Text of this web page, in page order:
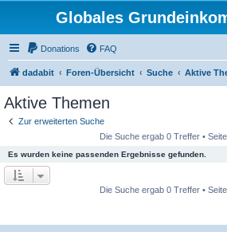
Globales
Donations FAQ
dadabit Foren-Übersicht Suche Aktive
Aktive Themen
Zur erweiterten Suche
Die Suche ergab 0 Treffer • Seite
Es wurden keine passenden Ergebnisse gefunden.
Die Suche ergab 0 Treffer • Seite